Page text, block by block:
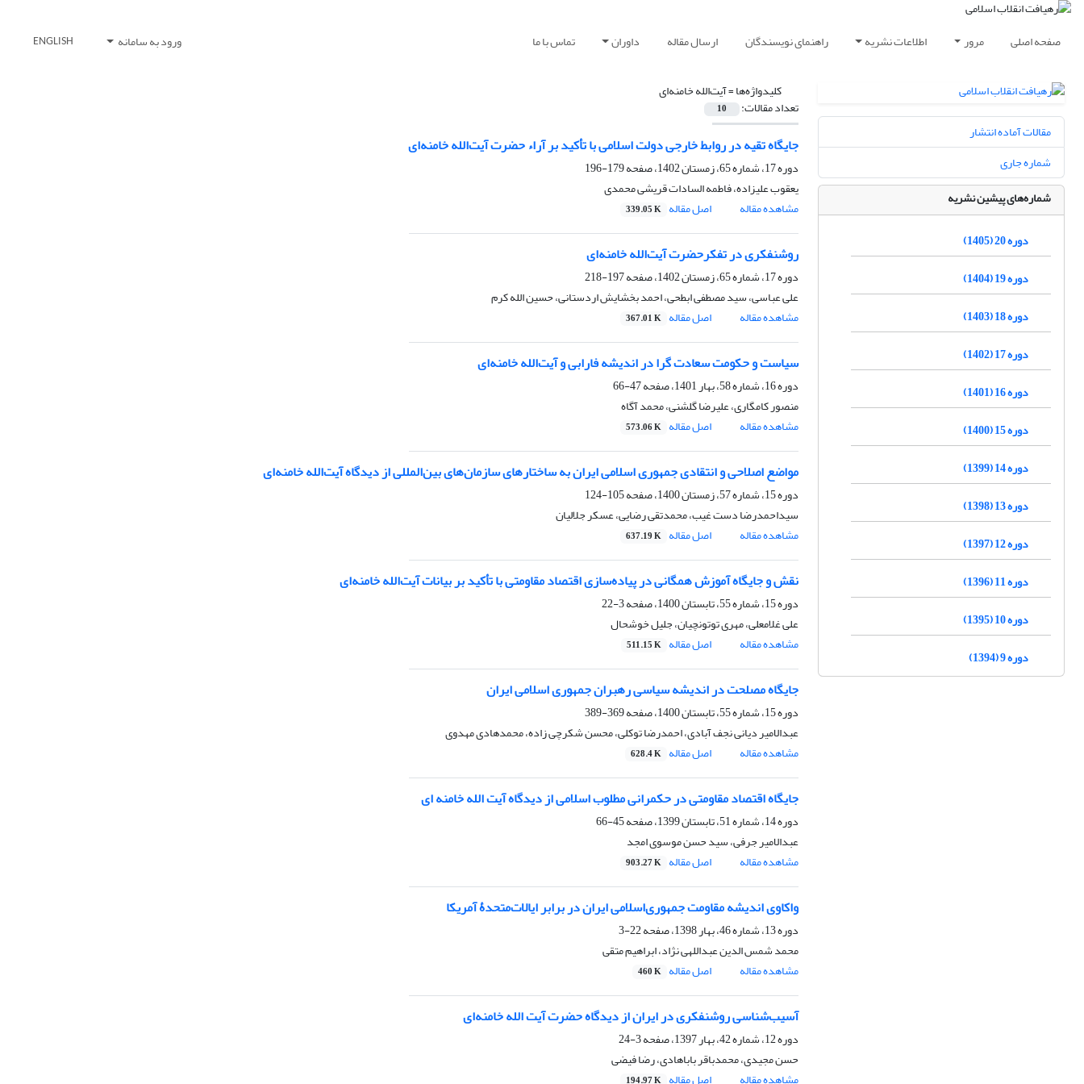
صفحه اصلی مرور اطلاعات نشریه راهنمای نویسندگان ارسال مقاله داوران تماس با ما ورود به سامانه ENGLISH
کلیدواژه‌ها =آیت‌الله خامنه‌ای
تعداد مقالات: 10
جایگاه تقیه در روابط خارجی دولت اسلامی با تأکید بر آراء حضرت آیت‌الله خامنه‌ای
دوره 17، شماره 65، زمستان 1402، صفحه
179-196
یعقوب علیزاده، فاطمه السادات قریشی محمدی
مشاهده مقاله
اصل مقاله 339.05 K
روشنفکری در تفکرحضرت آیت‌الله خامنه‌ای
دوره 17، شماره 65، زمستان 1402، صفحه
197-218
علی عباسی، سید مصطفی ابطحی، احمد بخشایش اردستانی، حسین الله کرم
مشاهده مقاله
اصل مقاله 367.01 K
سیاست و حکومت سعادت گرا در اندیشه فارابی و آیت‌الله خامنه‌ای
دوره 16، شماره 58، بهار 1401، صفحه
47-66
منصور کامگاری، علیرضا گلشنی، محمد آگاه
مشاهده مقاله
اصل مقاله 573.06 K
مواضع اصلاحی و انتقادی جمهوری اسلامی ایران به ساختارهای سازمان‌های بین‌المللی از دیدگاه آیت‌الله خامنه‌ای
دوره 15، شماره 57، زمستان 1400، صفحه
105-124
سیداحمدرضا دست غیب، محمدتقی رضایی، عسکر جلالیان
مشاهده مقاله
اصل مقاله 637.19 K
نقش و جایگاه آموزش همگانی در پیاده‌سازی اقتصاد مقاومتی با تأکید بر بیانات آیت‌الله خامنه‌ای
دوره 15، شماره 55، تابستان 1400، صفحه
3-22
علی غلامعلی، مهری توتونچیان، جلیل خوشحال
مشاهده مقاله
اصل مقاله 511.15 K
جایگاه مصلحت در اندیشه سیاسی رهبران جمهوری اسلامی ایران
دوره 15، شماره 55، تابستان 1400، صفحه
369-389
عبدالامیر دیانی نجف آبادی، احمدرضا توکلی، محسن شکرچی زاده، محمدهادی مهدوی
مشاهده مقاله
اصل مقاله 628.4 K
جایگاه اقتصاد مقاومتی در حکمرانی مطلوب اسلامی از دیدگاه آیت الله خامنه ای
دوره 14، شماره 51، تابستان 1399، صفحه
45-66
عبدالامیر جرفی، سید حسن موسوی امجد
مشاهده مقاله
اصل مقاله 903.27 K
واکاوی اندیشه مقاومت جمهوری‌اسلامی ایران در برابر ایالات‌متحدۀ آمریکا
دوره 13، شماره 46، بهار 1398، صفحه
22-3
محمد شمس الدین عبداللهی نژاد، ابراهیم متقی
مشاهده مقاله
اصل مقاله 460 K
آسیب‌شناسی ‌روشنفکری در ایران از دیدگاه حضرت آیت الله خامنه‌ای
دوره 12، شماره 42، بهار 1397، صفحه
3-24
حسن مجیدی، محمدباقر باباهادی، رضا فیضی
مقالات آماده انتشار
شماره جاری
شماره‌های پیشین نشریه
دوره 20 (1405)
دوره 19 (1404)
دوره 18 (1403)
دوره 17 (1402)
دوره 16 (1401)
دوره 15 (1400)
دوره 14 (1399)
دوره 13 (1398)
دوره 12 (1397)
دوره 11 (1396)
دوره 10 (1395)
دوره 9 (1394)